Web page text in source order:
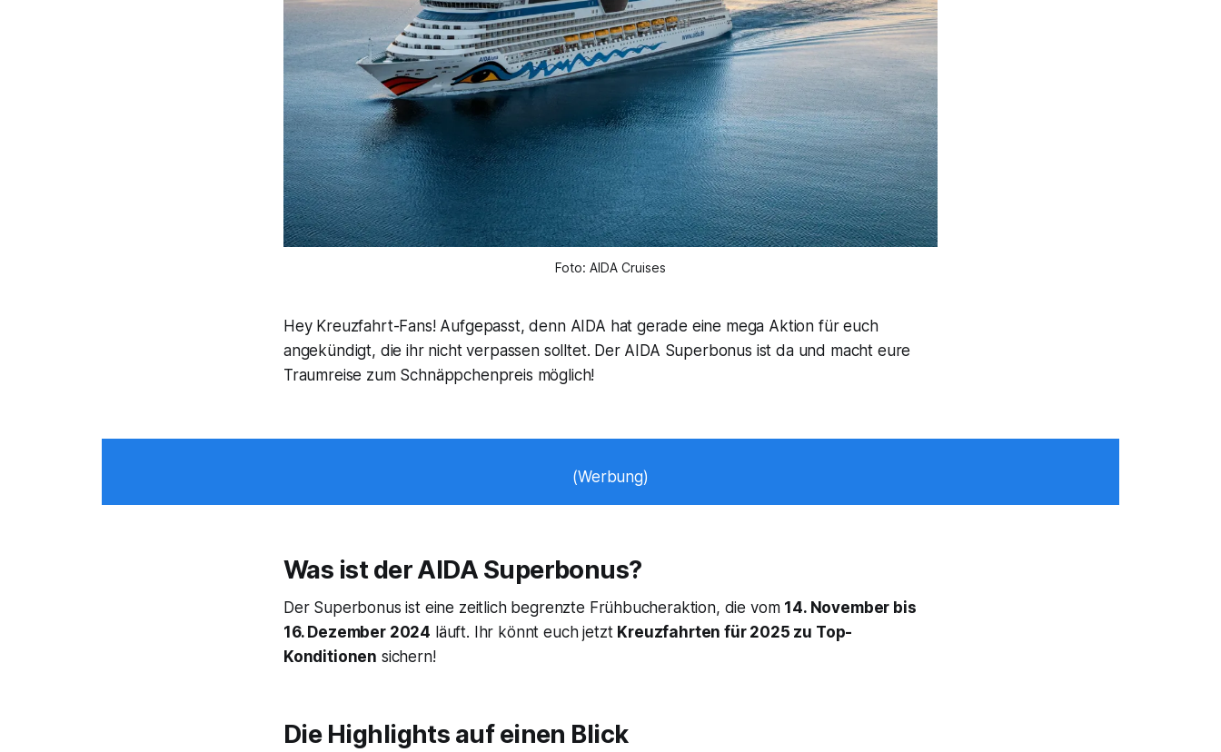
Foto: AIDA Cruises
Hey Kreuzfahrt-Fans! Aufgepasst, denn AIDA hat gerade eine mega Aktion für euch
angekündigt, die ihr nicht verpassen solltet. Der AIDA Superbonus ist da und macht eure
Traumreise zum Schnäppchenpreis möglich!
(Werbung)
Was ist der AIDA Superbonus?
Der Superbonus ist eine zeitlich begrenzte Frühbucheraktion, die vom 14. November bis
16. Dezember 2024 läuft. Ihr könnt euch jetzt Kreuzfahrten für 2025 zu Top-
Konditionen sichern!
Die Highlights auf einen Blick